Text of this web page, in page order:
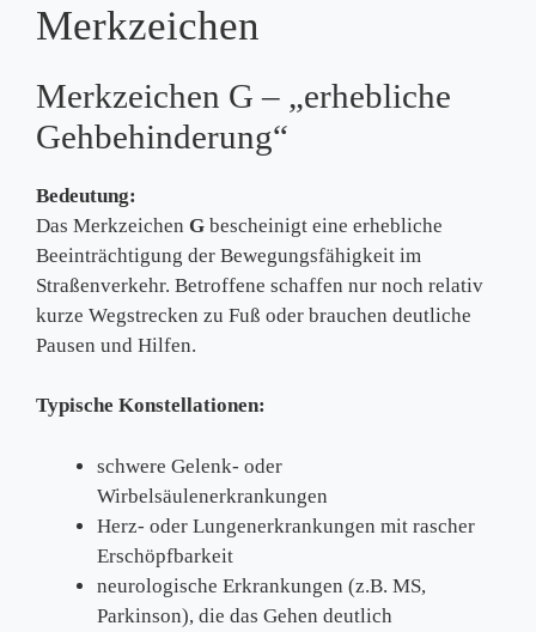
Merkzeichen
Merkzeichen G – „erhebliche
Gehbehinderung“
Bedeutung:
Das Merkzeichen G bescheinigt eine erhebliche
Beeinträchtigung der Bewegungsfähigkeit im
Straßenverkehr. Betroffene schaffen nur noch relativ
kurze Wegstrecken zu Fuß oder brauchen deutliche
Pausen und Hilfen.
Typische Konstellationen:
schwere Gelenk- oder
Wirbelsäulenerkrankungen
Herz- oder Lungenerkrankungen mit rascher
Erschöpfbarkeit
neurologische Erkrankungen (z.B. MS,
Parkinson), die das Gehen deutlich